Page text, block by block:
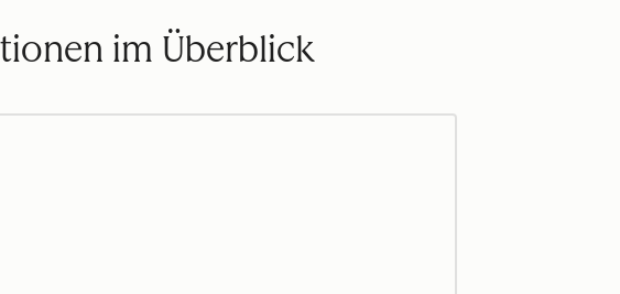
im Überblick